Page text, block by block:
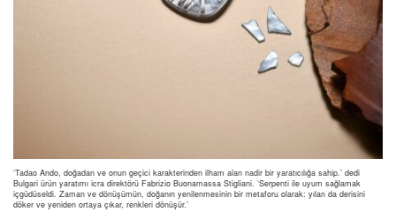
‘Tadao Ando, doğadan ve onun geçici karakterinden ilham alan nadir bir yaratıcılığa sahip.’ dedi
Bulgari ürün yaratımı icra direktörü Fabrizio Buonamassa Stigliani. ‘Serpenti ile uyum sağlamak
içgüdüseldi. Zaman ve dönüşümün, doğanın yenilenmesinin bir metaforu olarak: yılan da derisini
döker ve yeniden ortaya çıkar, renkleri dönüşür.’